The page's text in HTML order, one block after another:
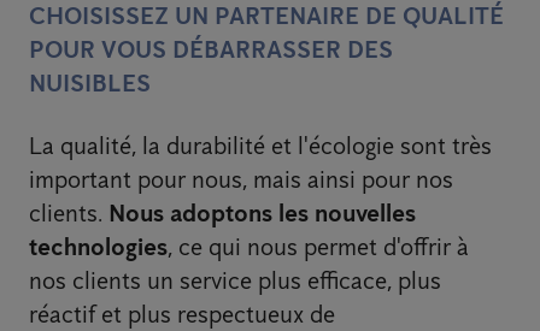
CHOISISSEZ UN PARTENAIRE DE QUALITÉ
POUR VOUS DÉBARRASSER DES
NUISIBLES
La qualité, la durabilité et l'écologie sont très
important pour nous, mais ainsi pour nos
clients. Nous adoptons les nouvelles
technologies, ce qui nous permet d'offrir à
nos clients un service plus efficace, plus
réactif et plus respectueux de